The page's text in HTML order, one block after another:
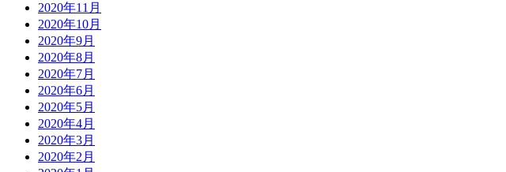
2020年11月
2020年10月
2020年9月
2020年8月
2020年7月
2020年6月
2020年5月
2020年4月
2020年3月
2020年2月